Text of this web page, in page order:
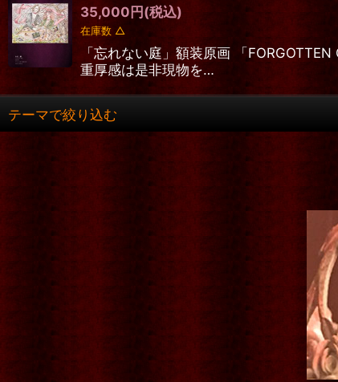
35,000 円 (税込)
在庫数 △
「忘れない庭」額装原画 「
重厚感は是非現物を…
テーマで絞り込む
ロング&ヒット